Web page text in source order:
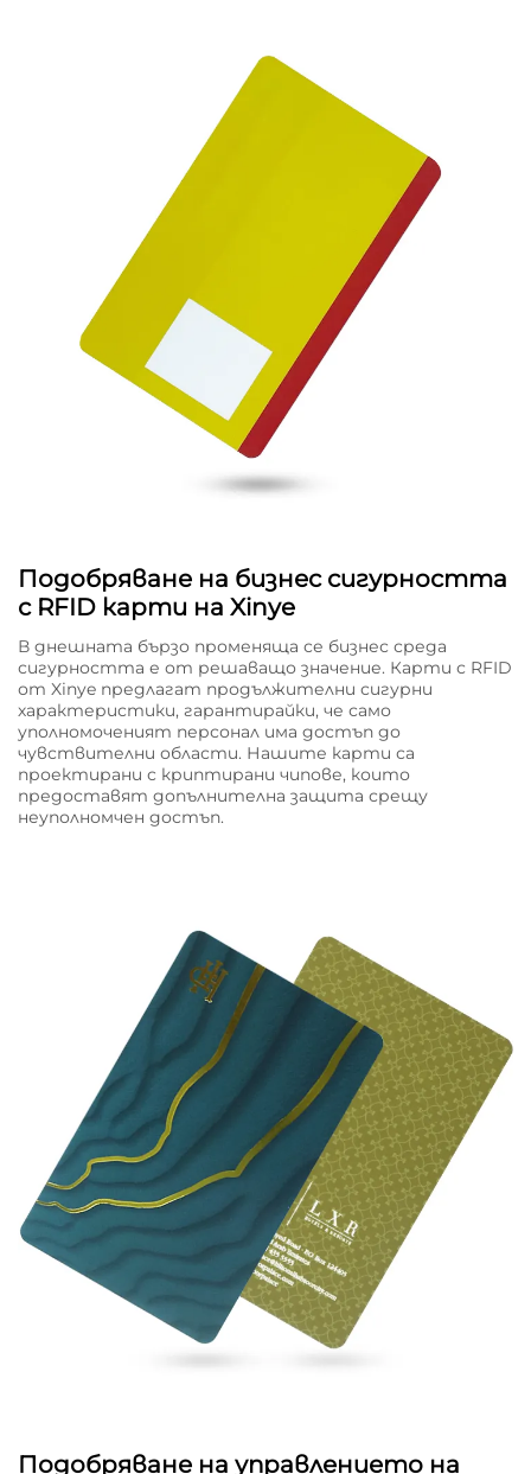
Подобряване на бизнес сигурността
с RFID карти на Xinye
В днешната бързо променяща се бизнес среда
сигурността е от решаващо значение. Карти с RFID
от Xinye предлагат продължителни сигурни
характеристики, гарантирайки, че само
уполномоченият персонал има достъп до
чувствителни области. Нашите карти са
проектирани с криптирани чипове, които
предоставят допълнителна защита срещу
неуполномчен достъп.
Подобряване на управлението на